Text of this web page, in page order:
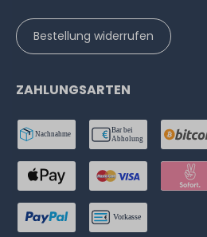
Bestellung widerrufen
ZAHLUNGSARTEN